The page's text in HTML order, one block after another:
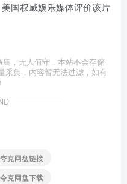
国权威娱乐媒体评价该片
，无人值守，本站不会存储
采集，内容暂无法过滤，如有
克网盘链接
克网盘下载